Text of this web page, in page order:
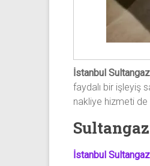
İstanbul
faydalı bir işleyiş
nakliye hizmeti de
İstanbul